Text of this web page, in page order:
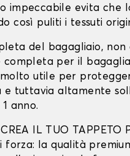
impeccabile evita che
così puliti i tessuti
del bagagliaio, non
per il
utile per
e tuttavia altamente
anno.
IL TUO TAPPETO
forza: la qualità